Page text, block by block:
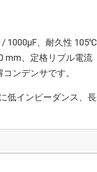
/ 1000µF、耐久性 105℃
mm、定格リプル電流
ンデンサです。
低インピーダンス、